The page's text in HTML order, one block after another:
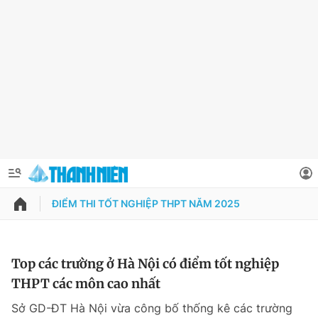
QUẢNG CÁO
Thông tin tài khoản
Đổi mật khẩu
ĐIỂM THI TỐT NGHIỆP THPT NĂM 2025
Top các trường ở Hà Nội có điểm tốt nghiệp
THPT các môn cao nhất
Sở GD-ĐT Hà Nội vừa công bố thống kê các trường